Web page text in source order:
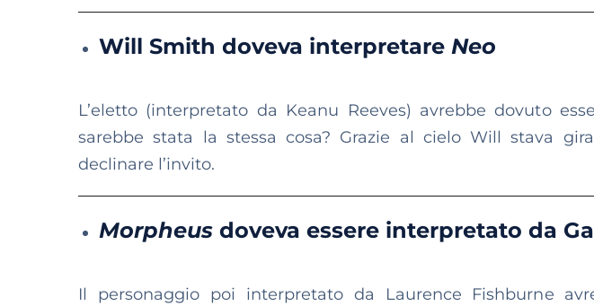
Will Smith doveva interpretareNeo
L’eletto (interpretato da Keanu Reeves) avrebbe dovuto
sarebbe stata la stessa cosa? Grazie al cielo Will stava
declinare l’invito.
Morpheus doveva essere interpretato da
Il personaggio poi interpretato da Laurence Fishburne